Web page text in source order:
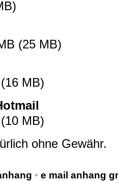
(25 MB)
MB)
MB)
ohne Gewähr.
• e mail anhang